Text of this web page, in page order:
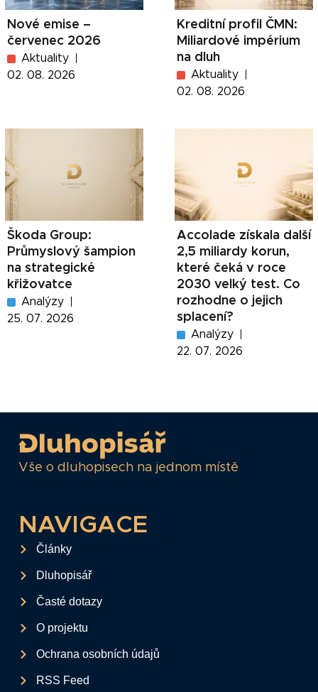
Nové emise –
červenec 2026
Aktuality
02. 08. 2026
Kreditní profil ČMN:
Miliardové impérium
na dluh
Aktuality
02. 08. 2026
Škoda Group:
Průmyslový šampion
na strategické
křižovatce
Analýzy
25. 07. 2026
Accolade získala další
2,5 miliardy korun,
které čeká v roce
2030 velký test. Co
rozhodne o jejich
splacení?
Analýzy
22. 07. 2026
Vše o dluhopisech na jednom místě
NAVIGACE
Články
Dluhopisář
Časté dotazy
O projektu
Ochrana osobních údajů
RSS Feed